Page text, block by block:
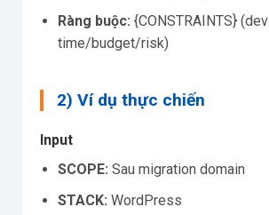
Ràng buộc: {CONSTRAINTS} (dev
time/budget/risk)
2) Ví dụ thực chiến
Input
SCOPE: Sau migration domain
STACK: WordPress